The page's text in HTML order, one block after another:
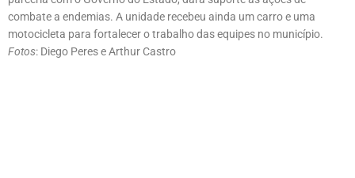
combate a endemias. A unidade recebeu ainda um carro e uma
motocicleta para fortalecer o trabalho das equipes no município.
Fotos: Diego Peres e Arthur Castro